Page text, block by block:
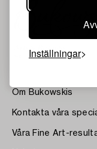
Inställningar
Om Bukowskis
Kontakta våra
Våra Fine Art-